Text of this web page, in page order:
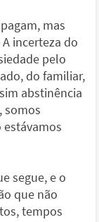
mas
incerteza do
pelo
do familiar,
abstinência
somos
segue, e o
que não
tempos